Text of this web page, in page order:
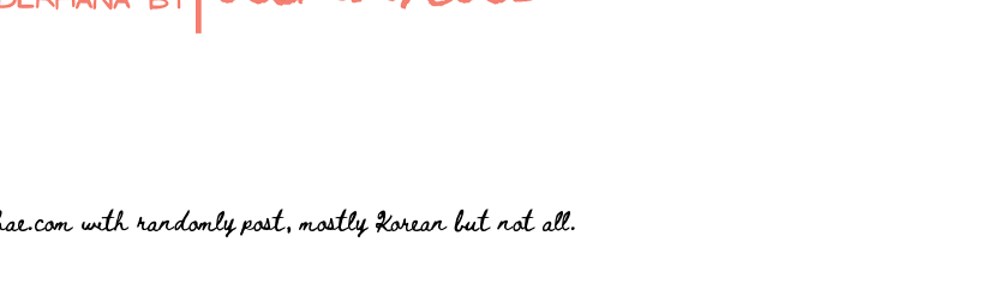
with randomly post, mostly Korean but not all.